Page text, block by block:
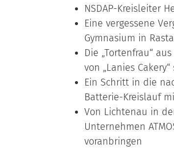
NSDAP-Kreisleiter
Eine vergessene
Gymnasium in
Die „Tortenfrau“
von „Lanies
Ein Schritt in die
Batterie-Kreislauf
Von Lichtenau in
Unternehmen
voranbringen